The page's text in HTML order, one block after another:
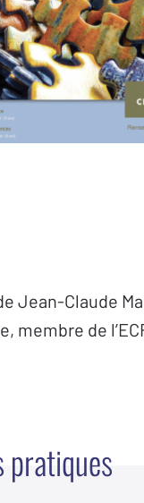
pratiques
Jean-Claude
membre de